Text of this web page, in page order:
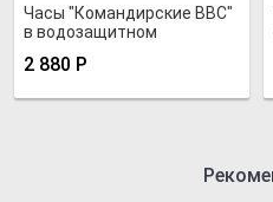
Часы "Командирские ВВС"
в водозащитном
2 880 Р